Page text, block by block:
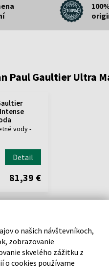
Paul Gaultier Ultra
vody -
Detail
81,39 €
o našich návštevníkoch,
zobrazovanie
skvelého zážitku z
o cookies používame